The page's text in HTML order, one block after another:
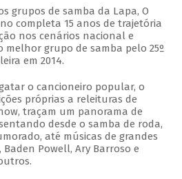
grupos de samba da Lapa, O
completa 15 anos de trajetória
nos cenários nacional e
melhor grupo de samba pelo 25º
em 2014.
o cancioneiro popular, o
próprias a releituras de
traçam um panorama de
desde o samba de roda,
até músicas de grandes
Powell, Ary Barroso e